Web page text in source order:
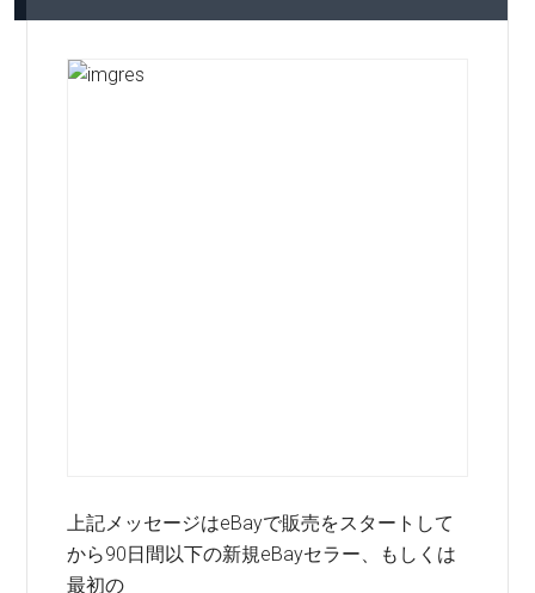
上記メッセージはeBayで販売をスタートして
から90日間以下の新規eBayセラー、もしくは
最初の